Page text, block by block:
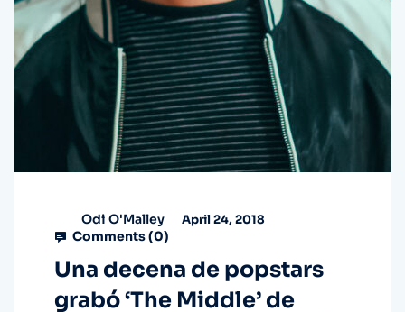
Odi O'Malley April 24, 2018
Comments (0)
Una decena de popstars
grabó ‘The Middle’ de